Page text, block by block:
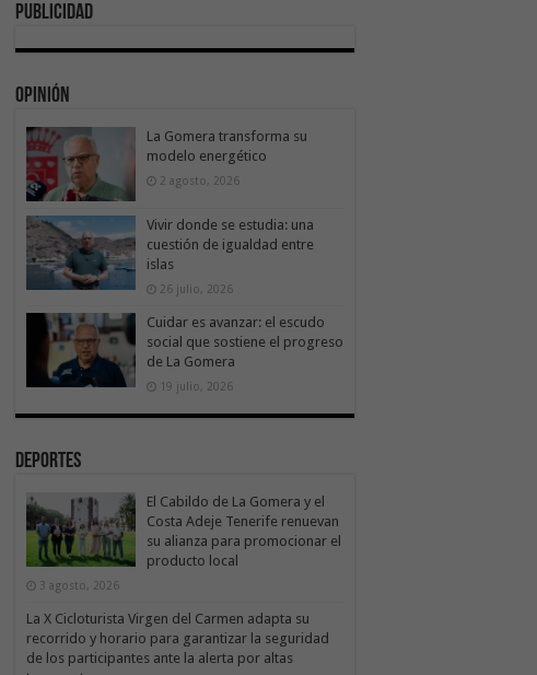
Publicidad
Opinión
La Gomera transforma su
modelo energético
2 agosto, 2026
Vivir donde se estudia: una
cuestión de igualdad entre
islas
26 julio, 2026
Cuidar es avanzar: el escudo
social que sostiene el progreso
de La Gomera
19 julio, 2026
Deportes
El Cabildo de La Gomera y el
Costa Adeje Tenerife renuevan
su alianza para promocionar el
producto local
3 agosto, 2026
La X Cicloturista Virgen del Carmen adapta su
recorrido y horario para garantizar la seguridad
de los participantes ante la alerta por altas